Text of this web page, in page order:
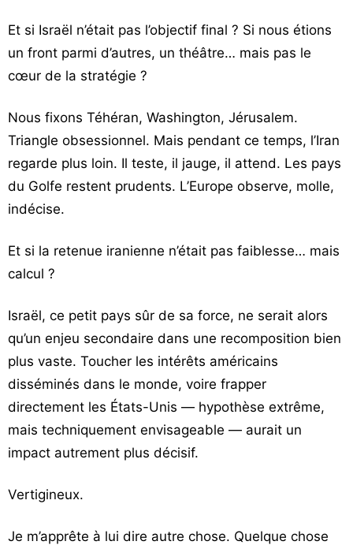
Et si Israël n’était pas l’objectif final ? Si nous étions
un front parmi d’autres, un théâtre… mais pas le
cœur de la stratégie ?
Nous fixons Téhéran, Washington, Jérusalem.
Triangle obsessionnel. Mais pendant ce temps, l’Iran
regarde plus loin. Il teste, il jauge, il attend. Les pays
du Golfe restent prudents. L’Europe observe, molle,
indécise.
Et si la retenue iranienne n’était pas faiblesse… mais
calcul ?
Israël, ce petit pays sûr de sa force, ne serait alors
qu’un enjeu secondaire dans une recomposition bien
plus vaste. Toucher les intérêts américains
disséminés dans le monde, voire frapper
directement les États-Unis — hypothèse extrême,
mais techniquement envisageable — aurait un
impact autrement plus décisif.
Vertigineux.
Je m’apprête à lui dire autre chose. Quelque chose